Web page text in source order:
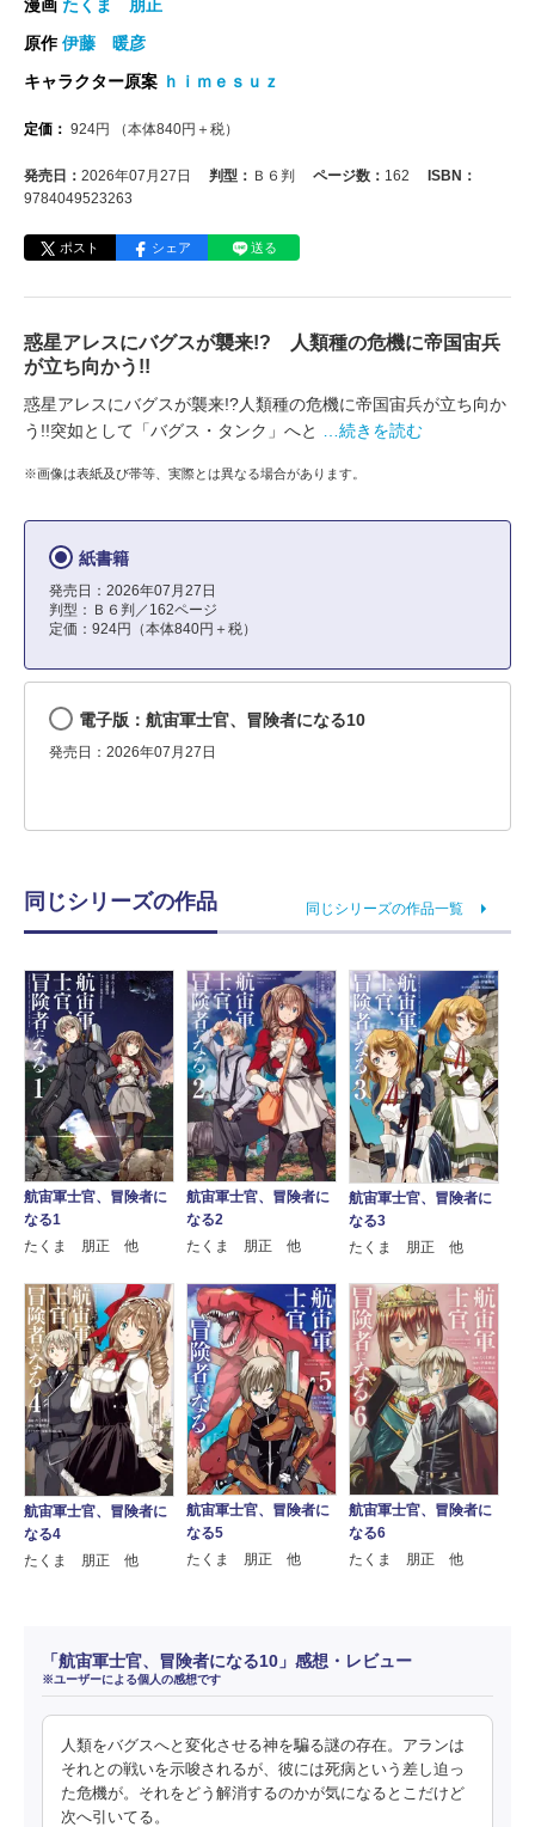
漫画 たくま 朋正
原作伊藤 暖彦
キャラクター原案 ｈｉｍｅｓｕｚ
定価： 924円 （本体840円＋税）
発売日： 2026年07月27日 判型： Ｂ６判 ページ数： 162
ISBN：
9784049523263
ポスト シェア 送る
惑星アレスにバグスが襲来!? 人類種の危機に帝国宙兵
が立ち向かう!!
惑星アレスにバグスが襲来!?人類種の危機に帝国宙兵が立ち向か
う!!突如として「バグス・タンク」へと
…続きを読む
※画像は表紙及び帯等、実際とは異なる場合があります。
紙書籍
発売日：2026年07月27日
判型：Ｂ６判／162ページ
定価：924円（本体840円＋税）
電子版：航宙軍士官、冒険者になる10
発売日：2026年07月27日
同じシリーズの作品 同じシリーズの作品一覧
航宙軍士官、冒険者に
なる1
たくま 朋正 他
航宙軍士官、冒険者に
なる2
たくま 朋正 他
航宙軍士官、冒険者に
なる3
たくま 朋正 他
航宙軍士官、冒険者に
なる4
たくま 朋正 他
航宙軍士官、冒険者に
なる5
たくま 朋正 他
航宙軍士官、冒険者に
なる6
たくま 朋正 他
「航宙軍士官、冒険者になる10」感想・レビュー
※ユーザーによる個人の感想です
人類をバグスへと変化させる神を騙る謎の存在。アランは
それとの戦いを示唆されるが、彼には死病という差し迫っ
た危機が。それをどう解消するのかが気になるとこだけど
次へ引いてる。